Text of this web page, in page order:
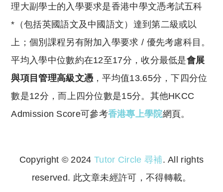
理大副學士的入學要求是香港中學文憑考試五科
*（包括英國語文及中國語文）達到第二級或以
上；個別課程另有附加入學要求 / 優先考慮科目。
平均入學中位數約在12至17分，收分最低是會展
與項目管理高級文憑 ，平均值13.65分，下四分位
數是12分，而上四分位數是15分。其他HKCC
Admission Score可參考香港專上學院網頁。
Copyright © 2024 Tutor Circle 尋補. All rights
reserved. 此文章未經許可，不得轉載。